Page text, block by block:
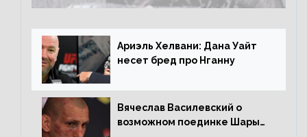
Ариэль Хелвани: Дана Уайт
несет бред про Нганну
Вячеслав Василевский о
возможном поединке Шары